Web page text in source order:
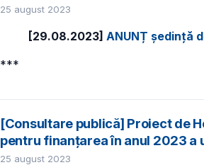
25 august 2023
[29.08.2023] ANUNȚ ședință
***
[Consultare publică] Proiect de
pentru finanțarea în anul 2023
25 august 2023